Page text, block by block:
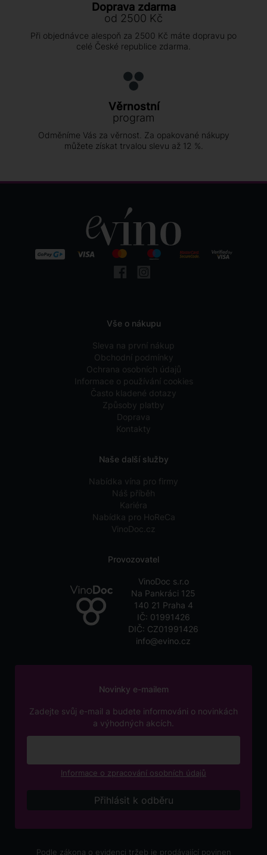
Doprava zdarma
od 2500 Kč
Při objednávce alespoň za 2500 Kč máte dopravu po
celé České republice zdarma.
Věrnostní
program
Odměníme Vás za věrnost. Za opakované nákupy
můžete získat trvalou slevu až 12 %.
Vše o nákupu
Sleva na první nákup
Obchodní podmínky
Ochrana osobních údajů
Informace o používání cookies
Často kladené dotazy
Způsoby platby
Doprava
Kontakty
Naše další služby
Nabídka vína pro firmy
Náš příběh
Kariéra
Nabídka pro HoReCa
VinoDoc.cz
Provozovatel
VinoDoc s.r.o
Na Pankráci 125
140 21 Praha 4
IČ: 01991426
DIČ: CZ01991426
info@evino.cz
Novinky e-mailem
Zadejte svůj e-mail a budete informováni o novinkách
a výhodných akcích.
Informace o zpracování osobních údajů
Podle zákona o evidenci tržeb je prodávající povinen